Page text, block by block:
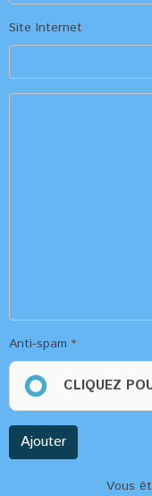
Site Internet
Anti-spam
CLIQUEZ
Ajouter
Vous